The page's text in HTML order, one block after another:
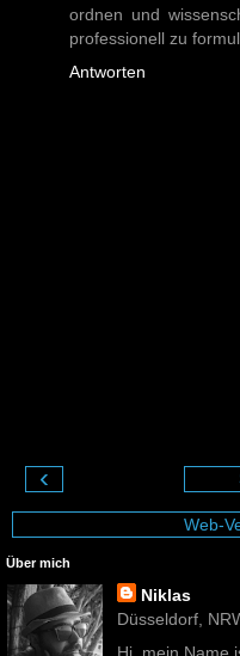
ordnen und
professionell zu
Antworten
‹
Web-
Über mich
Niklas
Düsseldorf,
Hi, mein Name